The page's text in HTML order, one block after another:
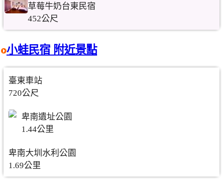
草莓牛奶台東民宿
452公尺
小蛙民宿 附近景點
臺東車站
720公尺
卑南遺址公園
1.44公里
卑南大圳水利公園
1.69公里